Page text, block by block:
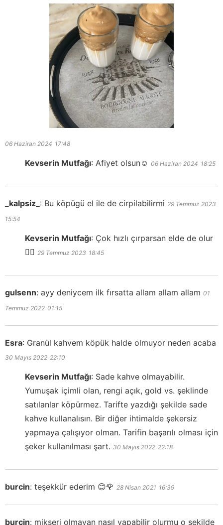
06 Haziran 2024 17:48
Kevserin Mutfağı: Afiyet olsun☺️ 06 Haziran 2024 18:25
_kalpsiz_ : Bu köpügü el ile de cirpilabilirmi 29 Temmuz 2023
15:54
Kevserin Mutfağı: Çok hızlı çırparsan elde de olur
👍🏻 29 Temmuz 2023 18:45
gulsenn: ayy deniycem ilk fırsatta allam allam allam 01
Temmuz 2022 01:15
Esra: Granül kahvem köpük halde olmuyor neden acaba
30 Mayıs 2022 22:10
Kevserin Mutfağı: Sade kahve olmayabilir.
Yumuşak içimli olan, rengi açık, gold vs. şeklinde
satılanlar köpürmez. Tarifte yazdığı şekilde sade
kahve kullanalısın. Bir diğer ihtimalde şekersiz
yapmaya çalışıyor olman. Tarifin başarılı olması için
şeker kullanılması şart. 30 Mayıs 2022 22:18
burcin: teşekkür ederim 😊🌹 28 Nisan 2021 16:39
burcin: mikseri olmayan nasıl yapabilir olurmu o şekilde